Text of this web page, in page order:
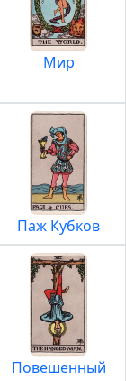
Мир
Паж Кубков
Повешенный